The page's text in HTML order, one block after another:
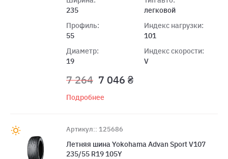
235
Профиль:
55
Диаметр:
19
легковой
Индекс нагрузки:
101
Индекс скорости:
V
7 264 7 046 ₴
Подробнее
Артикул:: 125686
Летняя шина Yokohama Advan Sport V107
235/55 R19 105Y